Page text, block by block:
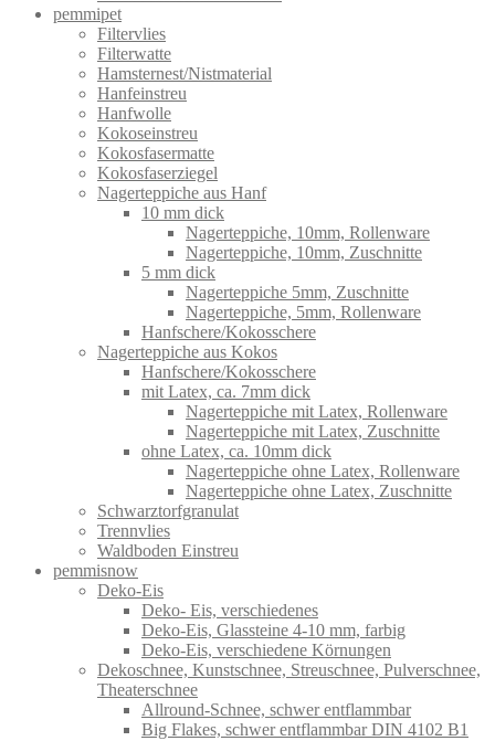
pemmipet
Filtervlies
Filterwatte
Hamsternest/Nistmaterial
Hanfeinstreu
Hanfwolle
Kokoseinstreu
Kokosfasermatte
Kokosfaserziegel
Nagerteppiche aus Hanf
10 mm dick
Nagerteppiche, 10mm, Rollenware
Nagerteppiche, 10mm, Zuschnitte
5 mm dick
Nagerteppiche 5mm, Zuschnitte
Nagerteppiche, 5mm, Rollenware
Hanfschere/Kokosschere
Nagerteppiche aus Kokos
Hanfschere/Kokosschere
mit Latex, ca. 7mm dick
Nagerteppiche mit Latex, Rollenware
Nagerteppiche mit Latex, Zuschnitte
ohne Latex, ca. 10mm dick
Nagerteppiche ohne Latex, Rollenware
Nagerteppiche ohne Latex, Zuschnitte
Schwarztorfgranulat
Trennvlies
Waldboden Einstreu
pemmisnow
Deko-Eis
Deko- Eis, verschiedenes
Deko-Eis, Glassteine 4-10 mm, farbig
Deko-Eis, verschiedene Körnungen
Dekoschnee, Kunstschnee, Streuschnee, Pulverschnee,
Theaterschnee
Allround-Schnee, schwer entflammbar
Big Flakes, schwer entflammbar DIN 4102 B1